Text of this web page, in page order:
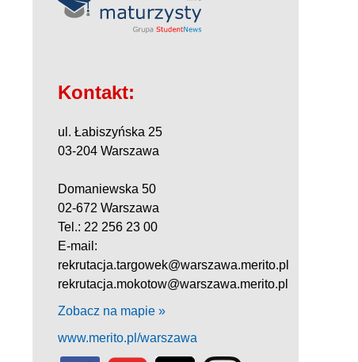
Kontakt:
ul. Łabiszyńska 25
03-204 Warszawa
Domaniewska 50
02-672 Warszawa
Tel.: 22 256 23 00
E-mail:
rekrutacja.targowek@warszawa.merito.pl
rekrutacja.mokotow@warszawa.merito.pl
Zobacz na mapie »
www.merito.pl/warszawa